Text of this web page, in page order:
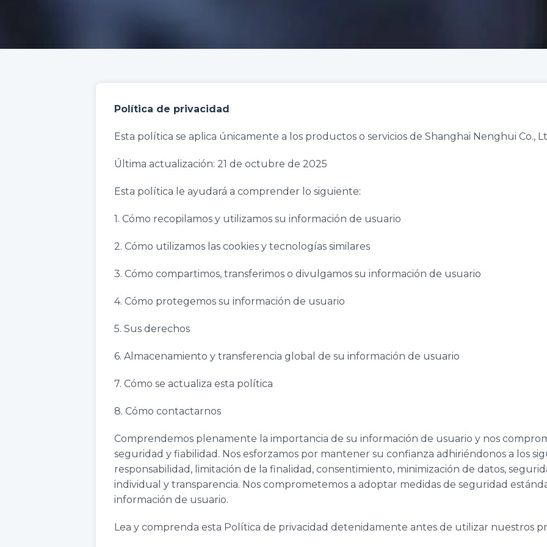
Política de privacidad
Esta política se aplica únicamente a los productos o servicios de Shanghai Nenghui Co.,
Última actualización: 21 de octubre de 2025
Esta política le ayudará a comprender lo siguiente:
1. Cómo recopilamos y utilizamos su información de usuario
2. Cómo utilizamos las cookies y tecnologías similares
3. Cómo compartimos, transferimos o divulgamos su información de usuario
4. Cómo protegemos su información de usuario
5. Sus derechos
6. Almacenamiento y transferencia global de su información de usuario
7. Cómo se actualiza esta política
8. Cómo contactarnos
Comprendemos plenamente la importancia de su información de usuario y nos
seguridad y fiabilidad. Nos esforzamos por mantener su confianza adhiriéndonos a los
responsabilidad, limitación de la finalidad, consentimiento, minimización de datos,
individual y transparencia. Nos comprometemos a adoptar medidas de seguridad
información de usuario.
Lea y comprenda esta Política de privacidad detenidamente antes de utilizar nuestros